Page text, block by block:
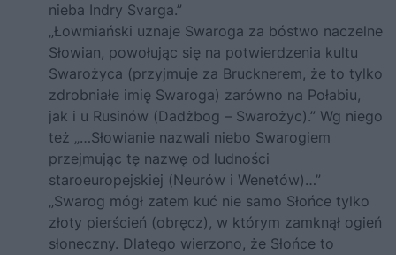
nieba Indry Svarga.”
„Łowmiański uznaje Swaroga za bóstwo naczelne
Słowian, powołując się na potwierdzenia kultu
Swarożyca (przyjmuje za Brucknerem, że to tylko
zdrobniałe imię Swaroga) zarówno na Połabiu,
jak i u Rusinów (Dadżbog – Swarożyc).” Wg niego
też „…Słowianie nazwali niebo Swarogiem
przejmując tę nazwę od ludności
staroeuropejskiej (Neurów i Wenetów)…”
„Swarog mógł zatem kuć nie samo Słońce tylko
złoty pierścień (obręcz), w którym zamknął ogień
słoneczny. Dlatego wierzono, że Słońce to